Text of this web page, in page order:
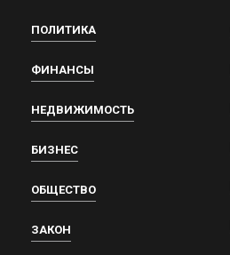
ПОЛИТИКА
ФИНАНСЫ
НЕДВИЖИМОСТЬ
БИЗНЕС
ОБЩЕСТВО
ЗАКОН